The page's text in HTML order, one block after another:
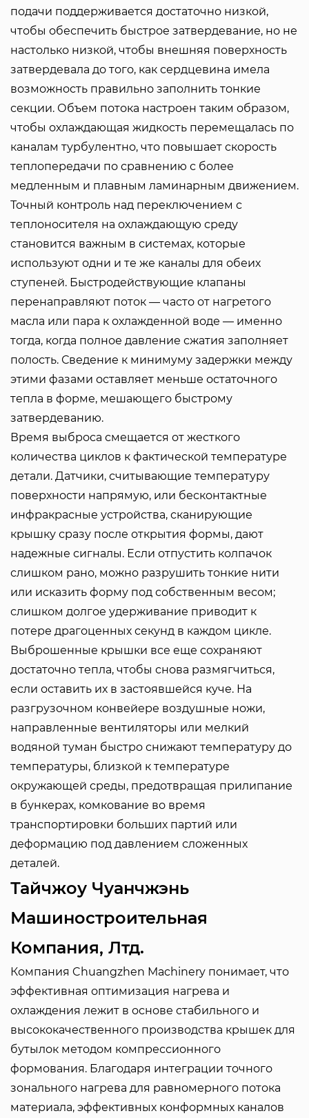
подачи поддерживается достаточно низкой,
чтобы обеспечить быстрое затвердевание, но не
настолько низкой, чтобы внешняя поверхность
затвердевала до того, как сердцевина имела
возможность правильно заполнить тонкие
секции. Объем потока настроен таким образом,
чтобы охлаждающая жидкость перемещалась по
каналам турбулентно, что повышает скорость
теплопередачи по сравнению с более
медленным и плавным ламинарным движением.
Точный контроль над переключением с
теплоносителя на охлаждающую среду
становится важным в системах, которые
используют одни и те же каналы для обеих
ступеней. Быстродействующие клапаны
перенаправляют поток — часто от нагретого
масла или пара к охлажденной воде — именно
тогда, когда полное давление сжатия заполняет
полость. Сведение к минимуму задержки между
этими фазами оставляет меньше остаточного
тепла в форме, мешающего быстрому
затвердеванию.
Время выброса смещается от жесткого
количества циклов к фактической температуре
детали. Датчики, считывающие температуру
поверхности напрямую, или бесконтактные
инфракрасные устройства, сканирующие
крышку сразу после открытия формы, дают
надежные сигналы. Если отпустить колпачок
слишком рано, можно разрушить тонкие нити
или исказить форму под собственным весом;
слишком долгое удерживание приводит к
потере драгоценных секунд в каждом цикле.
Выброшенные крышки все еще сохраняют
достаточно тепла, чтобы снова размягчиться,
если оставить их в застоявшейся куче. На
разгрузочном конвейере воздушные ножи,
направленные вентиляторы или мелкий
водяной туман быстро снижают температуру до
температуры, близкой к температуре
окружающей среды, предотвращая прилипание
в бункерах, комкование во время
транспортировки больших партий или
деформацию под давлением сложенных
деталей.
Тайчжоу Чуанчжэнь
Машиностроительная
Компания, Лтд.
Компания Chuangzhen Machinery понимает, что
эффективная оптимизация нагрева и
охлаждения лежит в основе стабильного и
высококачественного производства крышек для
бутылок методом компрессионного
формования. Благодаря интеграции точного
зонального нагрева для равномерного потока
материала, эффективных конформных каналов